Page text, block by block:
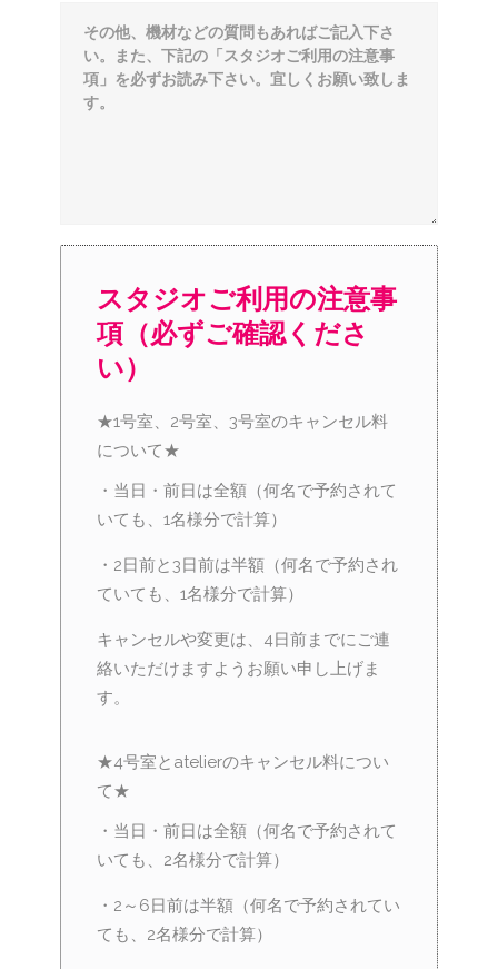
スタジオご利用の注意事
項（必ずご確認くださ
い）
★1号室、2号室、3号室のキャンセル料
について★
・当日・前日は全額（何名で予約されて
いても、1名様分で計算）
・2日前と3日前は半額（何名で予約され
ていても、1名様分で計算）
キャンセルや変更は、4日前までにご連
絡いただけますようお願い申し上げま
す。
★4号室とatelierのキャンセル料につい
て★
・当日・前日は全額（何名で予約されて
いても、2名様分で計算）
・2～6日前は半額（何名で予約されてい
ても、2名様分で計算）